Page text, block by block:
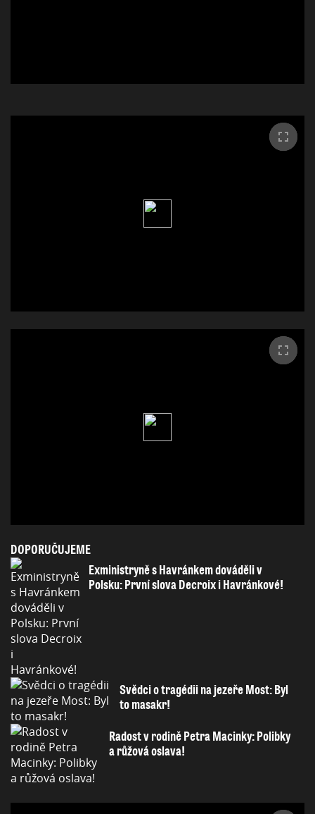
DOPORUČUJEME
Exministryně s Havránkem dováděli v
Polsku: První slova Decroix i Havránkové!
Svědci o tragédii na jezeře Most: Byl
to masakr!
Radost v rodině Petra Macinky: Polibky
a růžová oslava!